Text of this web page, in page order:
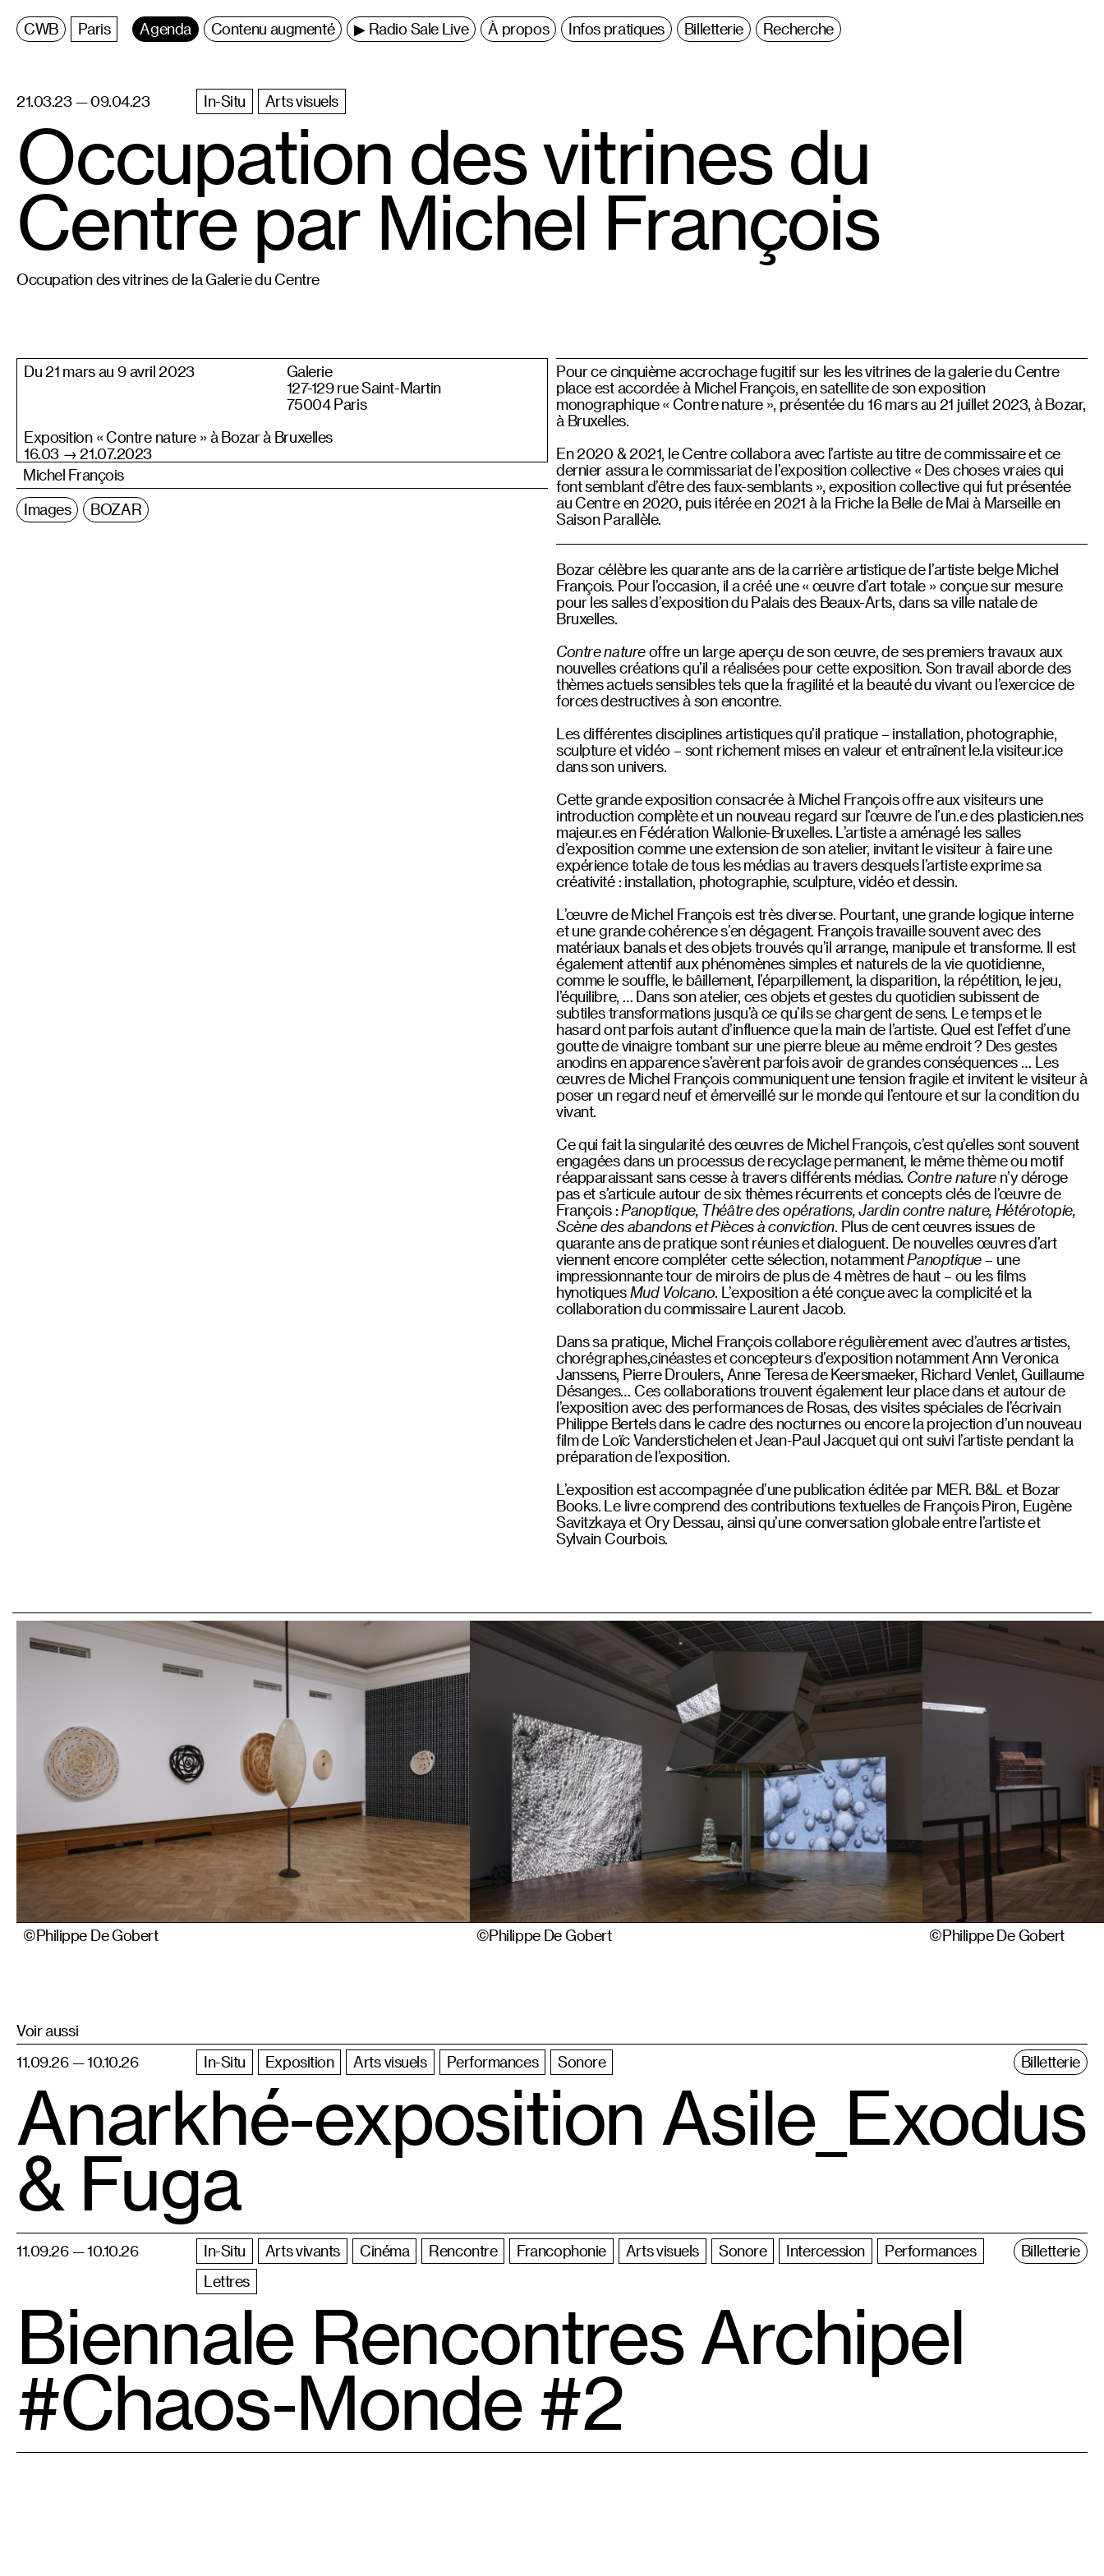
Centre
Wallonie
Bruxelles
Paris Agenda Contenu augmenté ▶ Radio Sale Live À propos Infos pratiques Billetterie Recherche
21.03.23 — 09.04.23 In-Situ Arts visuels
Occupation des vitrines du
Centre par Michel François
Occupation des vitrines de la Galerie du Centre
Du 21 mars au 9 avril 2023
Galerie
127-129 rue Saint-Martin
75004 Paris
Exposition « Contre nature » à Bozar à Bruxelles
16.03 → 21.07.2023
Michel François
Images
BOZAR
Pour ce cinquième accrochage fugitif sur les les vitrines de la galerie du Centre
place est accordée à Michel François, en satellite de son exposition
monographique « Contre nature », présentée du 16 mars au 21 juillet 2023, à Bozar,
à Bruxelles.
En 2020 & 2021, le Centre collabora avec l’artiste au titre de commissaire et ce
dernier assura le commissariat de l’exposition collective « Des choses vraies qui
font semblant d’être des faux-semblants », exposition collective qui fut présentée
au Centre en 2020, puis itérée en 2021 à la Friche la Belle de Mai à Marseille en
Saison Parallèle.
Bozar célèbre les quarante ans de la carrière artistique de l’artiste belge Michel
François. Pour l’occasion, il a créé une « œuvre d’art totale » conçue sur mesure
pour les salles d’exposition du Palais des Beaux-Arts, dans sa ville natale de
Bruxelles.
Contre natureoffre un large aperçu de son œuvre, de ses premiers travaux aux
nouvelles créations qu’il a réalisées pour cette exposition. Son travail aborde des
thèmes actuels sensibles tels que la fragilité et la beauté du vivant ou l’exercice de
forces destructives à son encontre.
Les différentes disciplines artistiques qu’il pratique – installation, photographie,
sculpture et vidéo – sont richement mises en valeur et entraînent le.la visiteur.ice
dans son univers.
Cette grande exposition consacrée à Michel François offre aux visiteurs une
introduction complète et un nouveau regard sur l’œuvre de l’un.e des plasticien.nes
majeur.es en Fédération Wallonie-Bruxelles. L’artiste a aménagé les salles
d’exposition comme une extension de son atelier, invitant le visiteur à faire une
expérience totale de tous les médias au travers desquels l’artiste exprime sa
créativité : installation, photographie, sculpture, vidéo et dessin.
L’œuvre de Michel François est très diverse. Pourtant, une grande logique interne
et une grande cohérence s’en dégagent. François travaille souvent avec des
matériaux banals et des objets trouvés qu’il arrange, manipule et transforme. Il est
également attentif aux phénomènes simples et naturels de la vie quotidienne,
comme le souffle, le bâillement, l’éparpillement, la disparition, la répétition, le jeu,
l’équilibre, … Dans son atelier, ces objets et gestes du quotidien subissent de
subtiles transformations jusqu’à ce qu’ils se chargent de sens. Le temps et le
hasard ont parfois autant d’influence que la main de l’artiste. Quel est l’effet d’une
goutte de vinaigre tombant sur une pierre bleue au même endroit ? Des gestes
anodins en apparence s’avèrent parfois avoir de grandes conséquences … Les
œuvres de Michel François communiquent une tension fragile et invitent le visiteur à
poser un regard neuf et émerveillé sur le monde qui l’entoure et sur la condition du
vivant.
Ce qui fait la singularité des œuvres de Michel François, c’est qu’elles sont souvent
engagées dans un processus de recyclage permanent, le même thème ou motif
réapparaissant sans cesse à travers différents médias. Contre naturen’y déroge
pas et s’articule autour de six thèmes récurrents et concepts clés de l’œuvre de
François : Panoptique, Théâtre des opérations, Jardin contre nature, Hétérotopie,
Scène des abandons et Pièces à conviction. Plus de cent œuvres issues de
quarante ans de pratique sont réunies et dialoguent. De nouvelles œuvres d’art
viennent encore compléter cette sélection, notammentPanoptique– une
impressionnante tour de miroirs de plus de 4 mètres de haut – ou les films
hynotiques Mud Volcano . L’exposition a été conçue avec la complicité et la
collaboration du commissaire Laurent Jacob.
Dans sa pratique, Michel François collabore régulièrement avec d’autres artistes,
chorégraphes,cinéastes et concepteurs d’exposition notamment Ann Veronica
Janssens, Pierre Droulers, Anne Teresa de Keersmaeker, Richard Venlet, Guillaume
Désanges… Ces collaborations trouvent également leur place dans et autour de
l’exposition avec des performances de Rosas, des visites spéciales de l’écrivain
Philippe Bertels dans le cadre des nocturnes ou encore la projection d’un nouveau
film de Loïc Vanderstichelen et Jean-Paul Jacquet qui ont suivi l’artiste pendant la
préparation de l’exposition.
L’exposition est accompagnée d’une publication éditée par MER. B&L et Bozar
Books. Le livre comprend des contributions textuelles de François Piron, Eugène
Savitzkaya et Ory Dessau, ainsi qu’une conversation globale entre l’artiste et
Sylvain Courbois.
©Philippe De Gobert ©Philippe De Gobert ©Philippe De Gobert
Voir aussi
11.09.26 — 10.10.26
In-Situ Exposition Arts visuels Performances Sonore Billetterie
Anarkhé-exposition Asile_Exodus
& Fuga
11.09.26 — 10.10.26 In-Situ Arts vivants Cinéma Rencontre Francophonie Arts visuels Sonore Intercession
Performances
Lettres
Billetterie
Biennale Rencontres Archipel
#Chaos-Monde #2